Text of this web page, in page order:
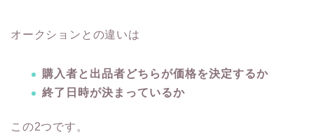
オークションとの違いは
購入者と出品者どちらが価格を決定するか
終了日時が決まっているか
この2つです。